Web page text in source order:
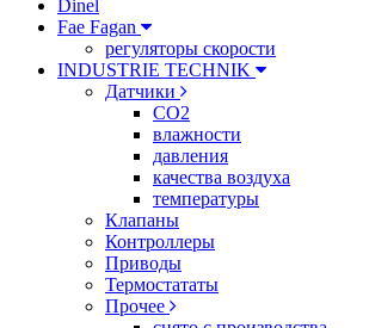
Dinel
Fae Fagan
регуляторы скорости
INDUSTRIE TECHNIK
Датчики
CO2
влажности
давления
качества воздуха
температуры
Клапаны
Контроллеры
Приводы
Термостататы
Прочее